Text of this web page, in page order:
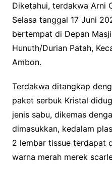
Diketahui, terdakwa Arni
Selasa tanggal 17 Juni
bertempat di Depan
Hunuth/Durian Patah,
Ambon.
Terdakwa ditangkap
paket serbuk Kristal
jenis sabu, dikemas
dimasukkan, kedalam
2 lembar tissue terdapat
warna merah merek